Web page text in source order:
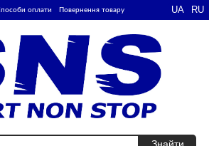
оплати Повернення товару